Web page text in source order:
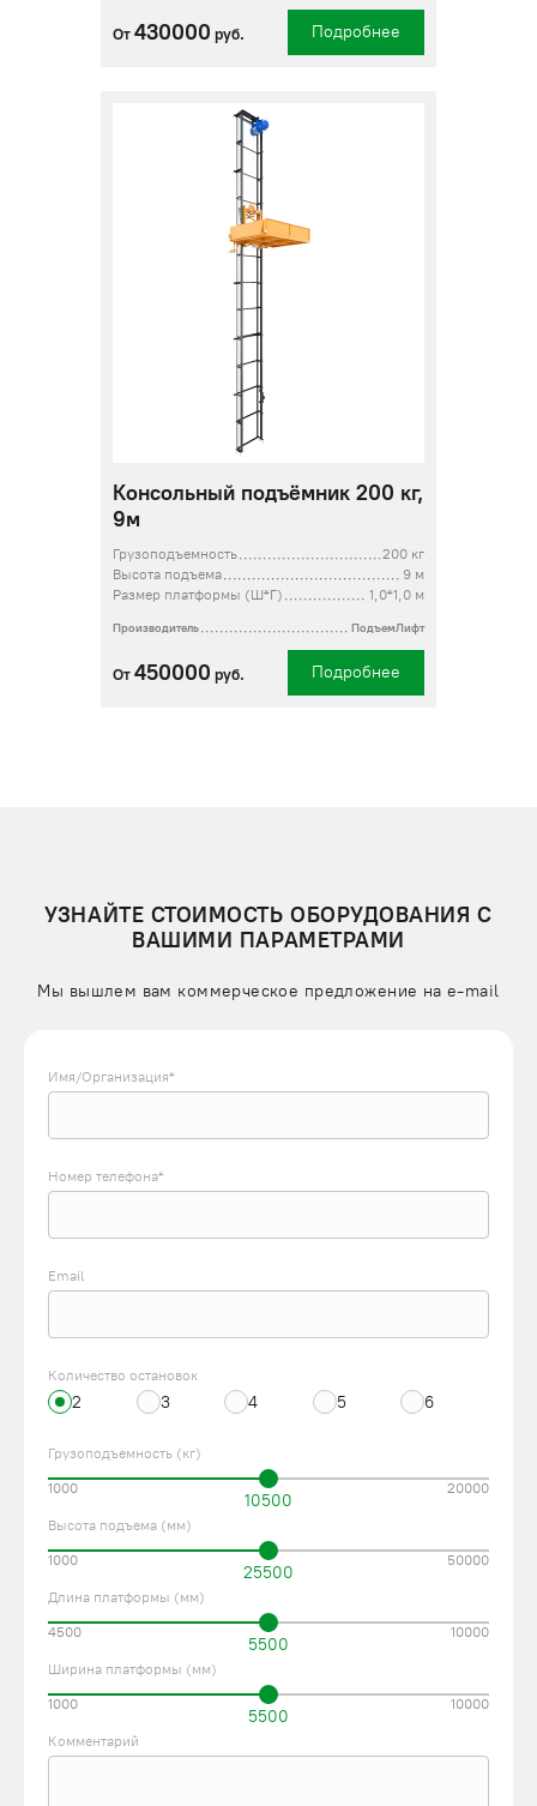
От 430000 руб. Подробнее
Консольный подъёмник 200 кг,
9м
Грузоподъемность
200 кг
Высота подъема
9 м
Размер платформы (Ш*Г)
1,0*1,0 м
Производитель ПодъемЛифт
От 450000 руб. Подробнее
УЗНАЙТЕ СТОИМОСТЬ ОБОРУДОВАНИЯ С
ВАШИМИ ПАРАМЕТРАМИ
Мы вышлем вам коммерческое предложение на e-mail
Имя/Организация*
Номер телефона*
Email
Количество остановок
2 3 4 5 6
Грузоподъемность (кг)
10500
1000 20000
Высота подъема (мм)
25500
1000 50000
Длина платформы (мм)
5500
4500 10000
Ширина платформы (мм)
5500
1000 10000
Комментарий